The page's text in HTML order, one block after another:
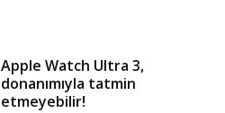
Apple Watch Ultra 3,
donanımıyla tatmin
etmeyebilir!